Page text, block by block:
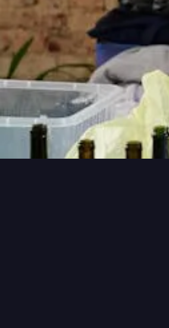
Formation
sécurisée